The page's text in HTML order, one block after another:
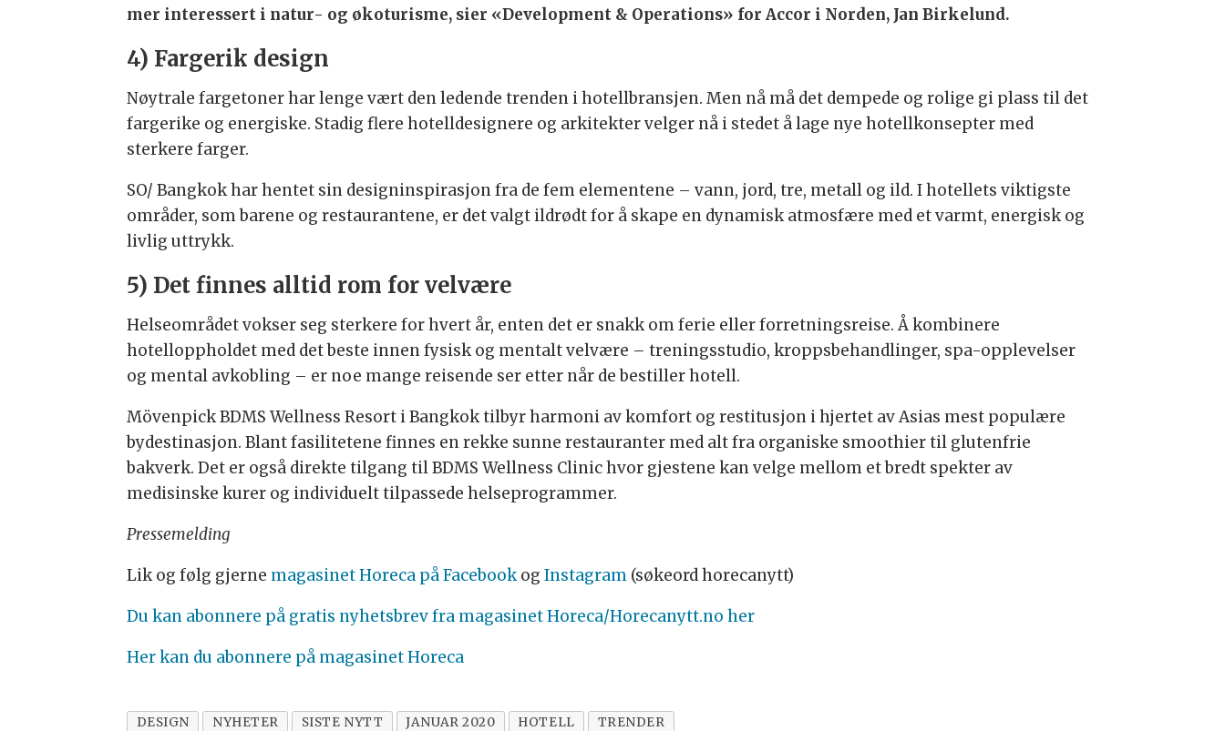
mer interessert i natur- og økoturisme, sier «Development & Operations» for Accor i Norden, Jan Birkelund.
4) Fargerik design
Nøytrale fargetoner har lenge vært den ledende trenden i hotellbransjen. Men nå må det dempede og rolige gi plass til det
fargerike og energiske. Stadig flere hotelldesignere og arkitekter velger nå i stedet å lage nye hotellkonsepter med
sterkere farger.
SO/ Bangkok har hentet sin designinspirasjon fra de fem elementene – vann, jord, tre, metall og ild. I hotellets viktigste
områder, som barene og restaurantene, er det valgt ildrødt for å skape en dynamisk atmosfære med et varmt, energisk og
livlig uttrykk.
5) Det finnes alltid rom for velvære
Helseområdet vokser seg sterkere for hvert år, enten det er snakk om ferie eller forretningsreise. Å kombinere
hotelloppholdet med det beste innen fysisk og mentalt velvære – treningsstudio, kroppsbehandlinger, spa-opplevelser
og mental avkobling – er noe mange reisende ser etter når de bestiller hotell.
Mövenpick BDMS Wellness Resort i Bangkok tilbyr harmoni av komfort og restitusjon i hjertet av Asias mest populære
bydestinasjon. Blant fasilitetene finnes en rekke sunne restauranter med alt fra organiske smoothier til glutenfrie
bakverk. Det er også direkte tilgang til BDMS Wellness Clinic hvor gjestene kan velge mellom et bredt spekter av
medisinske kurer og individuelt tilpassede helseprogrammer.
Pressemelding
Lik og følg gjerne magasinet Horeca på FacebookogInstagram (søkeord horecanytt)
Du kan abonnere på gratis nyhetsbrev fra magasinet Horeca/Horecanytt.no her
Her kan du abonnere på magasinet Horeca
DESIGN NYHETER SISTE NYTT JANUAR 2020 HOTELL TRENDER